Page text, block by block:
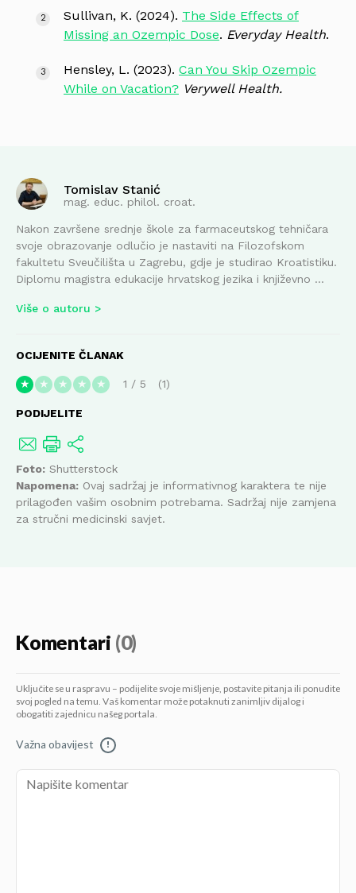
Sullivan, K. (2024). The Side Effects of
Missing an Ozempic Dose. Everyday Health.
Hensley, L. (2023). Can You Skip Ozempic
While on Vacation? Verywell Health.
Tomislav Stanić
mag. educ. philol. croat.
Nakon završene srednje škole za farmaceutskog tehničara
svoje obrazovanje odlučio je nastaviti na Filozofskom
fakultetu Sveučilišta u Zagrebu, gdje je studirao Kroatistiku.
Diplomu magistra edukacije hrvatskog jezika i književno ...
Više o autoru
OCIJENITE ČLANAK
★ ★ ★ ★ ★ 1 / 5 1
PODIJELITE
Foto: Shutterstock
Napomena: Ovaj sadržaj je informativnog karaktera te nije
prilagođen vašim osobnim potrebama. Sadržaj nije zamjena
za stručni medicinski savjet.
Komentari (0)
Uključite se u raspravu – podijelite svoje mišljenje, postavite pitanja ili ponudite
svoj pogled na temu. Vaš komentar može potaknuti zanimljiv dijalog i
obogatiti zajednicu našeg portala.
Važna obavijest !